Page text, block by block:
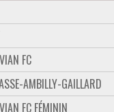
FC
AMBILLY-GAILLARD
FC FÉMININ